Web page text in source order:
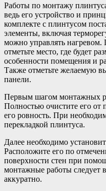
Работы по монтажу
ведь его устройство и
комплекте с плинтусом
элементы, включая
можно управлять нагревом.
отметьте место, где будет
особенности помещения и
Также отметьте желаемую
панели.
Первым шагом монтажных
Полностью очистите его от
его ровность. При
перекладкой плинтуса.
Далее необходимо
Расположите его по
поверхности стен при
монтажные работы следует
аккуратно.